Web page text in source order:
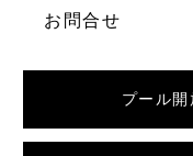
お問合せ
プール開
/home/wordstock/